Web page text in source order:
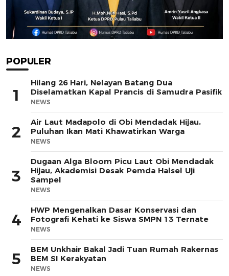
POPULER
1
Hilang 26 Hari, Nelayan Batang Dua
Diselamatkan Kapal Prancis di Samudra Pasifik
NEWS
2
Air Laut Madapolo di Obi Mendadak Hijau,
Puluhan Ikan Mati Khawatirkan Warga
NEWS
3
Dugaan Alga Bloom Picu Laut Obi Mendadak
Hijau, Akademisi Desak Pemda Halsel Uji
Sampel
NEWS
4
HWP Mengenalkan Dasar Konservasi dan
Fotografi Kehati ke Siswa SMPN 13 Ternate
NEWS
5
BEM Unkhair Bakal Jadi Tuan Rumah Rakernas
BEM SI Kerakyatan
NEWS